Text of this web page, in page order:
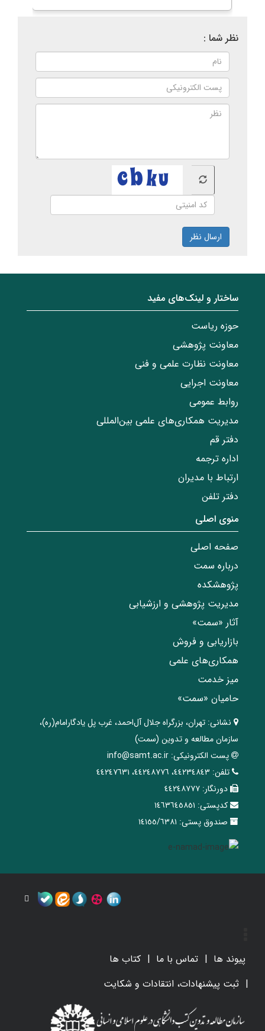
نظر شما :
ارسال نظر
ساختار‌‌ و‌‌ لینک‌های مفید
حوزه ریاست
معاونت پژوهشی
معاونت نظارت علمی و فنی
معاونت اجرایی
روابط عمومی
مدیریت همکاری‌های علمی بین‌المللی
دفتر قم
اداره ترجمه
ارتباط با مدیران
دفتر تلفن
منوی اصلی
صفحه اصلی
درباره سمت
پژوهشکده
مدیریت پژوهشی و ارزشیابی
آثار «سمت»
بازاریابی و فروش
همکاری‌های علمی
میز خدمت
حامیان «سمت»
نشانی: تهران، ‌بزرگراه ‌جلال آل‌احمد، غرب پل يادگار‌امام(ره)‌،
سازمان مطالعه و تدوین‌ (سمت)
پست الکترونیکی: info@samt.ac.ir
تلفن: ٤٤٢٣٤٨٤٣، ٤٤٢٤٨٧٧٦، ٤٤٢٤٧٦٣١
دورنگار: ٤٤٢٤٨٧٧٧
کدپستی: ١٤٦٣٦٤٥٨٥١
صندوق پستی: ١٤١٥٥/٦٣٨١
پیوند ها تماس با ما
کتاب ها
ثبت پیشنهادات، انتقادات و شکایت